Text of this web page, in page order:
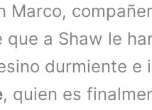
Marco,
a Shaw le
durmiente
, quien es